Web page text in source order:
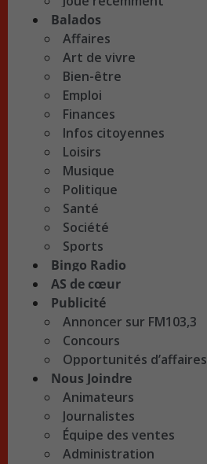
Balados
Affaires
Art de vivre
Bien-être
Emploi
Finances
Infos citoyennes
Loisirs
Musique
Politique
Santé
Société
Sports
Bingo Radio
AS de cœur
Publicité
Annoncer sur FM103,3
Concours
Opportunités d’affaires
Nous Joindre
Animateurs
Journalistes
Équipe des ventes
Administration